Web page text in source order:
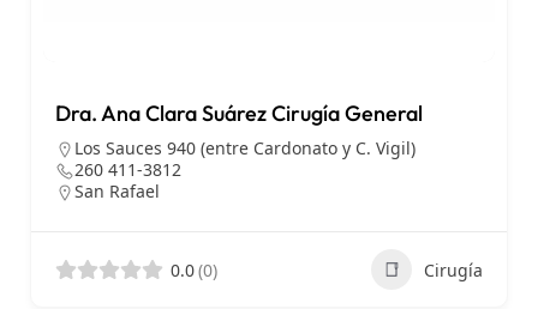
Dra. Ana Clara Suárez Cirugía General
Los Sauces 940 (entre Cardonato y C. Vigil)
260 411-3812
San Rafael
0.0(0) Cirugía